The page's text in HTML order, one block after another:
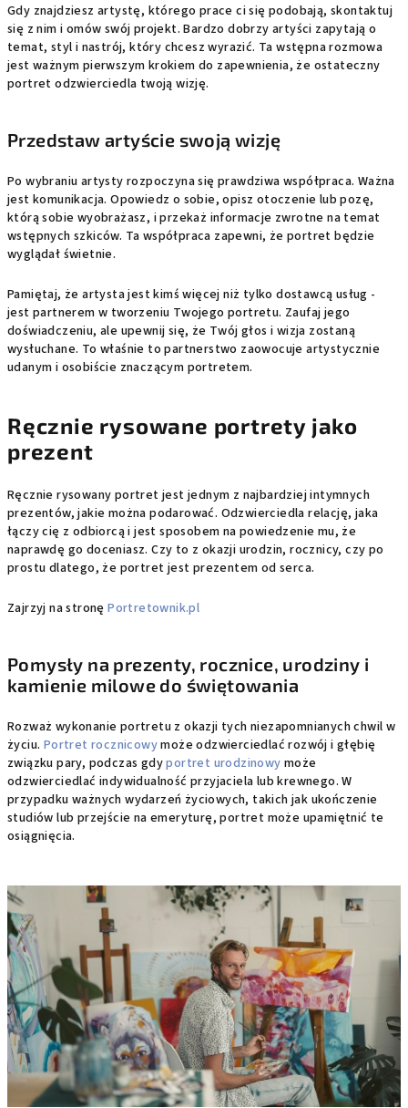
Gdy znajdziesz artystę, którego prace ci się podobają, skontaktuj
się z nim i omów swój projekt. Bardzo dobrzy artyści zapytają o
temat, styl i nastrój, który chcesz wyrazić. Ta wstępna rozmowa
jest ważnym pierwszym krokiem do zapewnienia, że ostateczny
portret odzwierciedla twoją wizję.
Przedstaw artyście swoją wizję
Po wybraniu artysty rozpoczyna się prawdziwa współpraca. Ważna
jest komunikacja. Opowiedz o sobie, opisz otoczenie lub pozę,
którą sobie wyobrażasz, i przekaż informacje zwrotne na temat
wstępnych szkiców. Ta współpraca zapewni, że portret będzie
wyglądał świetnie.
Pamiętaj, że artysta jest kimś więcej niż tylko dostawcą usług -
jest partnerem w tworzeniu Twojego portretu. Zaufaj jego
doświadczeniu, ale upewnij się, że Twój głos i wizja zostaną
wysłuchane. To właśnie to partnerstwo zaowocuje artystycznie
udanym i osobiście znaczącym portretem.
Ręcznie rysowane portrety jako
prezent
Ręcznie rysowany portret jest jednym z najbardziej intymnych
prezentów, jakie można podarować. Odzwierciedla relację, jaka
łączy cię z odbiorcą i jest sposobem na powiedzenie mu, że
naprawdę go doceniasz. Czy to z okazji urodzin, rocznicy, czy po
prostu dlatego, że portret jest prezentem od serca.
Zajrzyj na stronęPortretownik.pl
Pomysły na prezenty, rocznice, urodziny i
kamienie milowe do świętowania
Rozważ wykonanie portretu z okazji tych niezapomnianych chwil w
życiu. Portret rocznicowymoże odzwierciedlać rozwój i głębię
związku pary, podczas gdyportret urodzinowy może
odzwierciedlać indywidualność przyjaciela lub krewnego. W
przypadku ważnych wydarzeń życiowych, takich jak ukończenie
studiów lub przejście na emeryturę, portret może upamiętnić te
osiągnięcia.